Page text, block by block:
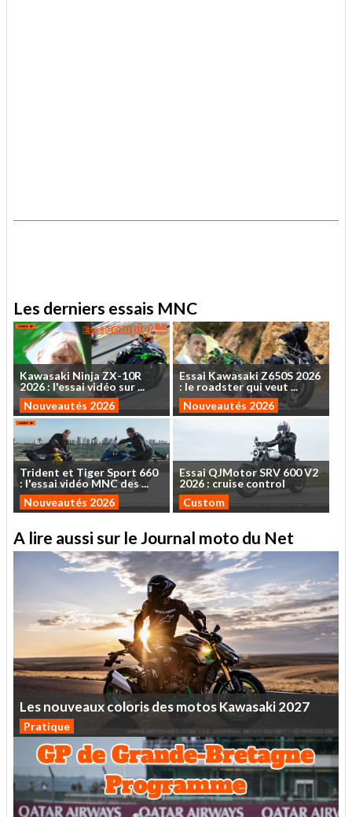
Les derniers essais MNC
Kawasaki NinjaZX-10R
2026: l'essaividéo sur...
Nouveautés 2026
Essai Kawasaki Z650S 2026
: le roadsterquiveut ...
Nouveautés 2026
Trident et TigerSport 660
: l'essaividéo MNCdes...
Nouveautés 2026
EssaiQJMotorSRV 600V2
2026 : cruise control
Custom
A lire aussi sur le Journal moto du Net
LesnouveauxcolorisdesmotosKawasaki2027
Pratique